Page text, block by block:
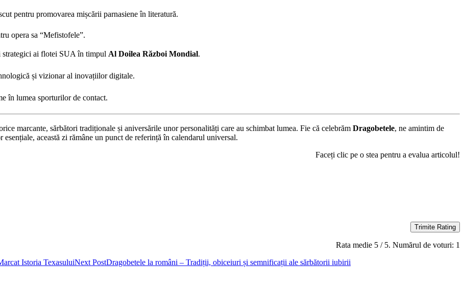
pentru promovarea mișcării parnasiene în literatură.
opera sa “Mefistofele”.
ai flotei SUA în timpul Al Doilea Război Mondial.
și vizionar al inovațiilor digitale.
în lumea sporturilor de contact.
marcante, sărbători tradiționale și aniversările unor personalități care au schimbat lumea. Fie că celebrăm Dragobetele, ne amintim de
această zi rămâne un punct de referință în calendarul universal.
Faceți clic pe o stea pentru a evalua articolul!
Trimite Rating
Rata medie 5 / 5. Numărul de voturi: 1
Istoria TexasuluiNext PostDragobetele la români – Tradiții, obiceiuri și semnificații ale sărbătorii iubirii